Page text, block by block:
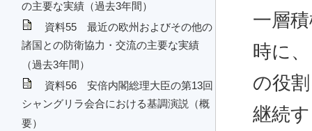
の主要な実績（過去3年間）
資料55 最近の欧州およびその他の
諸国との防衛協力・交流の主要な実績
（過去3年間）
資料56 安倍内閣総理大臣の第13回
シャングリラ会合における基調演説（概
要）
一層
時に
の役
継続